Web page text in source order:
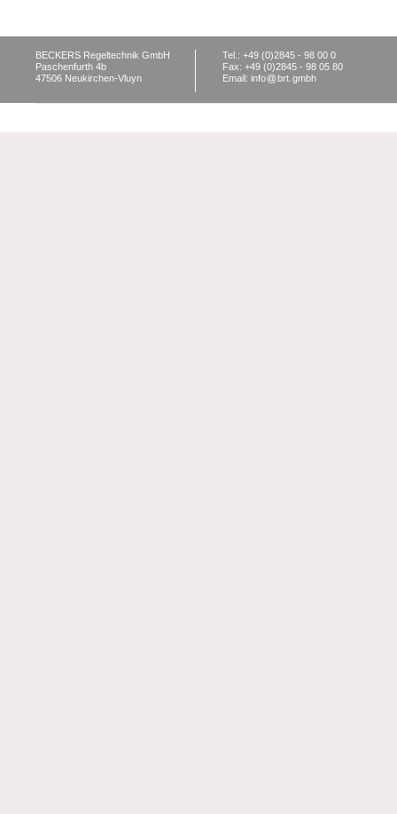
BECKERS Regeltechnik GmbH
Paschenfurth 4b
47506 Neukirchen-Vluyn
Tel.: +49 (0)2845 - 98 00 0
Fax: +49 (0)2845 - 98 05 80
Email: info
brt gmbh